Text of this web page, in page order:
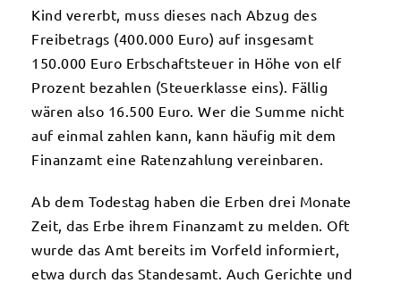
Kind vererbt, muss dieses nach Abzug des
Freibetrags (400.000 Euro) auf insgesamt
150.000 Euro Erbschaftsteuer in Höhe von elf
Prozent bezahlen (Steuerklasse eins). Fällig
wären also 16.500 Euro. Wer die Summe nicht
auf einmal zahlen kann, kann häufig mit dem
Finanzamt eine Ratenzahlung vereinbaren.
Ab dem Todestag haben die Erben drei Monate
Zeit, das Erbe ihrem Finanzamt zu melden. Oft
wurde das Amt bereits im Vorfeld informiert,
etwa durch das Standesamt. Auch Gerichte und